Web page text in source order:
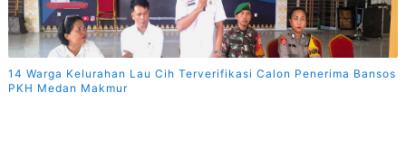
14 Warga Kelurahan Lau Cih Terverifikasi Calon Penerima Bansos
PKH Medan Makmur